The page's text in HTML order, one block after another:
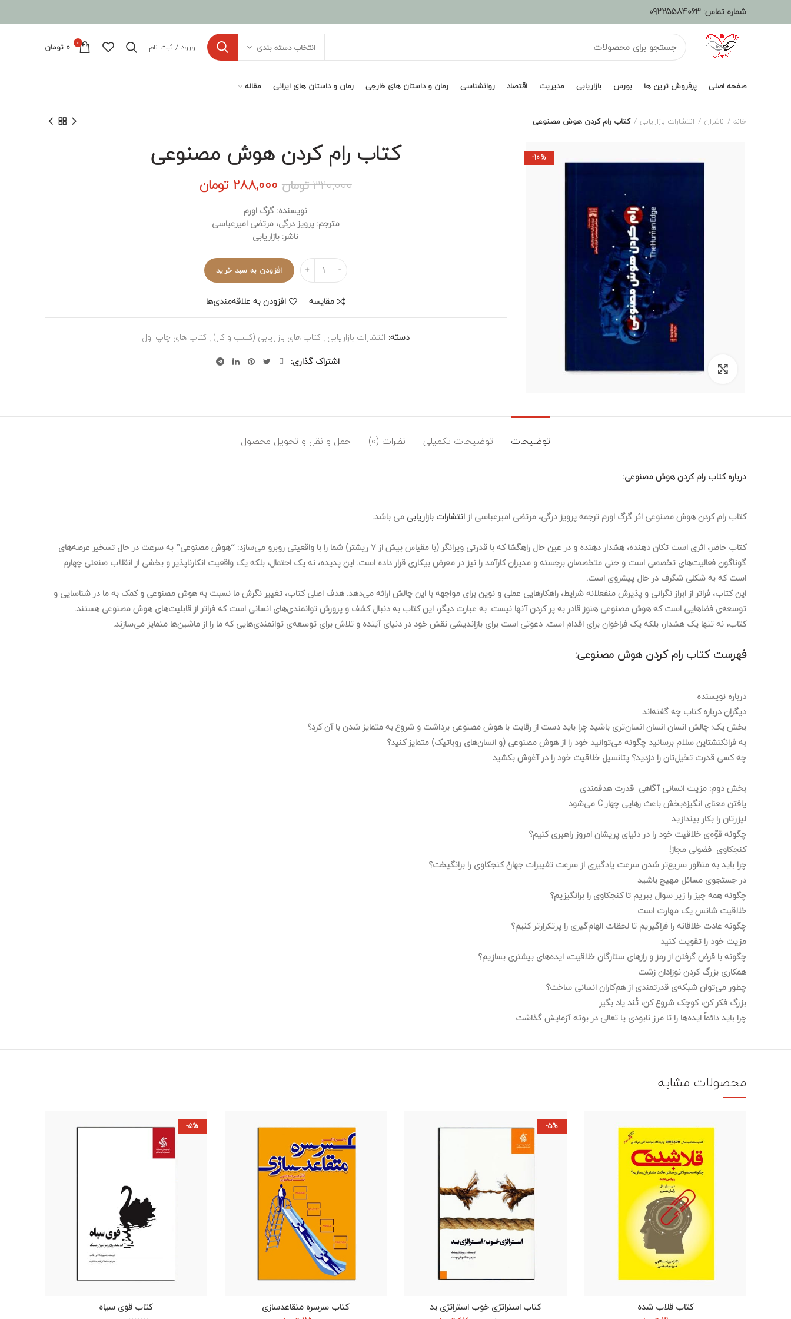
شماره تماس: 09225584063
انتخاب دسته بندی ورود / ثبت نام 0
0 تومان
صفحه اصلی پرفروش ترین ها بورس بازاریابی مدیریت اقتصاد روانشناسی رمان و داستان های خارجی رمان و داستان های ایرانی مقاله
خانه ناشران انتشارات بازاریابی کتاب رام کردن هوش مصنوعی
-10%
برای بزرگنمایی کلیک کنید
کتاب رام کردن هوش مصنوعی
320,000تومان قیمت
320,000 تومان
بود.
288,000 تومانقیمت
نویسنده: گرگ اورم
مترجم: پرویز درگی، مرتضی امیرعباسی
ناشر: بازاریابی
تعداد
افزودن به سبد خرید
مقایسه افزودن به علاقه‌مندی‌ها
دسته: انتشارات بازاریابی, کتاب های بازاریابی (کسب و کار), کتاب های چاپ اول
اشتراک گذاری
توضیحات توضیحات تکمیلی نظرات (0) حمل و نقل و تحویل محصول
درباره کتاب رام کردن هوش مصنوعی:
کتاب رام کردن هوش مصنوعی اثر گرگ اورم ترجمه پرویز درگی، مرتضی امیرعباسی ازانتشارات بازاریابی می باشد.
کتاب حاضر، اثری است تکان دهنده، هشدار دهنده و در عین حال راهگشا که با قدرتی ویرانگر (با مقیاس بیش از ۷ ریشتر) شما را با واقعیتی روبرو می‌سازد: “هوش مصنوعی” به سرعت در حال تسخیر عرصه‌های
گوناگون فعالیت‌های تخصصی است و حتی متخصصان برجسته و مدیران کارآمد را نیز در معرض بیکاری قرار داده است. این پدیده، نه یک احتمال، بلکه یک واقعیت انکارناپذیر و بخشی از انقلاب صنعتی چهارم
است که به شکلی شگرف در حال پیشروی است.
این کتاب، فراتر از ابراز نگرانی و پذیرش منفعلانه شرایط، راهکارهایی عملی و نوین برای مواجهه با این چالش ارائه می‌دهد. هدف اصلی کتاب، تغییر نگرش ما نسبت به هوش مصنوعی و کمک به ما در شناسایی و
توسعه‌ی فضاهایی است که هوش مصنوعی هنوز قادر به پر کردن آنها نیست. به عبارت دیگر، این کتاب به دنبال کشف و پرورش توانمندی‌های انسانی است که فراتر از قابلیت‌های هوش مصنوعی هستند.
کتاب، نه تنها یک هشدار، بلکه یک فراخوان برای اقدام است. دعوتی است برای بازاندیشی نقش خود در دنیای آینده و تلاش برای توسعه‌ی توانمندی‌هایی که ما را از ماشین‌ها متمایز می‌سازند.
فهرست کتاب رام کردن هوش مصنوعی:
درباره نویسنده
دیگران درباره کتاب چه گفته‌اند
بخش یک: چالش انسان انسان انسان‌تری باشید چرا باید دست از رقابت با هوش مصنوعی برداشت و شروع به متمایز شدن با آن کرد؟
به فرانکنشتاین سلام برسانید چگونه می‌توانید خود را از هوش مصنوعی (و انسان‌های روباتیک) متمایز کنید؟
چه کسی قدرت تخیل‌تان را دزدید؟ پتانسیل خلاقیت خود را در آغوش بکشید
بخش دوم: مزیت انسانی آگاهی قدرت هدفمندی
یافتن معنای انگیزه‌بخش باعث رهایی چهار C می‌شود
لیزرتان را بکار بیندازید
چگونه قوّه‌ی خلاقیت خود را در دنیای پریشان امروز راهبری کنیم؟
کنجکاوی فضولی مجاز!
چرا باید به منظور سریع‌تر شدن سرعت یادگیری از سرعت تغییرات جهانْ کنجکاوی را برانگیخت؟
در جستجوی مسائل مهیج باشید
چگونه همه چیز را زیر سوال ببریم تا کنجکاوی را برانگیزیم؟
خلاقیت شانس یک مهارت است
چگونه عادت خلاقانه را فراگیریم تا لحظات الهام‌گیری را پرتکرارتر کنیم؟
مزیت خود را تقویت کنید
چگونه با قرض گرفتن از رمز و رازهای ستارگان خلاقیت، ایده‌های بیشتری بسازیم؟
همکاری بزرگ کردن نوزادان زشت
چطور می‌توان شبکه‌ی قدرتمندی از هم‌کاران انسانی ساخت؟
بزرگ فکر کن، کوچک شروع کن، تُند یاد بگیر
چرا باید دائماً ایده‌ها را تا مرز نابودی یا تعالی در بوته آزمایش گذاشت
محصولات مشابه
افزودن به سبد خرید
کتاب قلاب شده
-5%
افزودن به سبد خرید
کتاب استراتژی خوب استراتژی بد افزودن به سبد خرید
کتاب سرسره متقاعدسازی
-5%
افزودن به سبد خرید
کتاب قوی سیاه